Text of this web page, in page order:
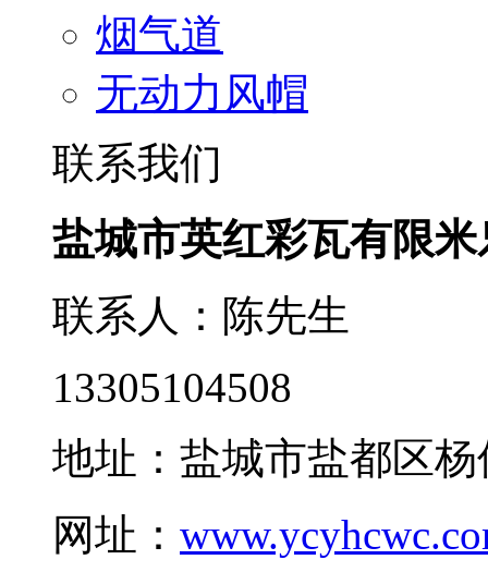
烟气道
无动力风帽
联系我们
盐城市英红彩瓦有限
联系人：陈先生
13305104508
地址：盐城市盐都区
网址：